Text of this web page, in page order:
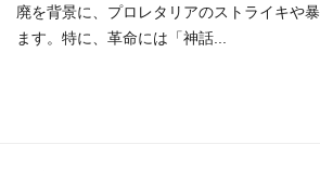
廃を背景に、プロレタリアのストライキや
ます。特に、革命には「神話...